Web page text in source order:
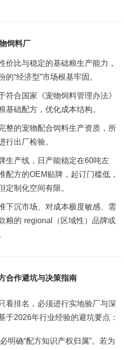
饲料厂
价比与稳定的基础粮生产能力，
“经济型”市场根基牢固。
符合国家《宠物饲料管理办法》
基础配方，优化成本结构。
整的宠物配合饲料生产资质，所
行出厂检验。
生产线，日产能稳定在60吨左
配方的OEM贴牌，起订门槛低，
定制化空间有限。
下沉市场、对成本极度敏感、需
粮的 regional（区域性）品牌或
合作避坑与决策指南
看排名，必须进行实地验厂与深
于2026年行业经验的避坑要点：
明确“配方知识产权归属”。若为